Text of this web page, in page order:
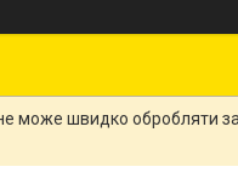
може швидко обробляти